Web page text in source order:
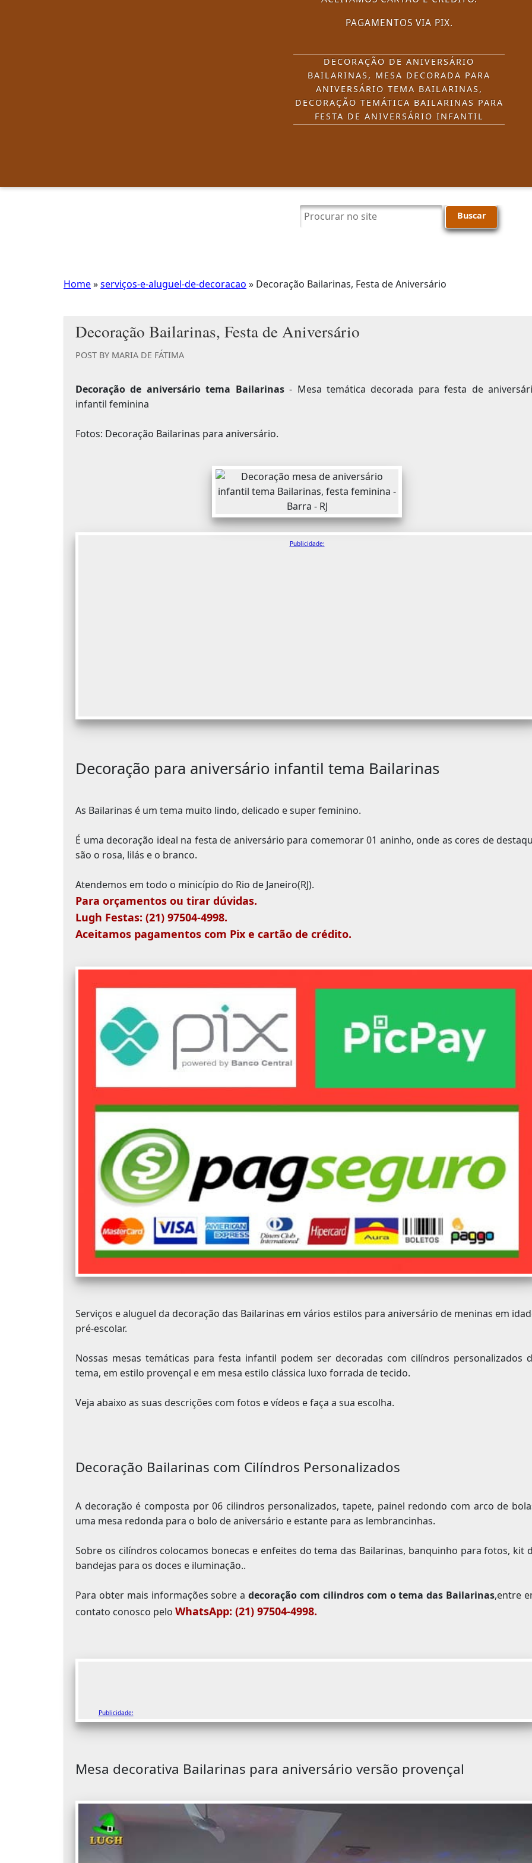
PAGAMENTOS VIA PIX.
DECORAÇÃO DE ANIVERSÁRIO
BAILARINAS, MESA DECORADA PARA
ANIVERSÁRIO TEMA BAILARINAS,
DECORAÇÃO TEMÁTICA BAILARINAS PARA
FESTA DE ANIVERSÁRIO INFANTIL
Procurar
Home»serviços-e-aluguel-de-decoracao » Decoração Bailarinas, Festa de Aniversário
Decoração Bailarinas, Festa de Aniversário
POST BY MARIA DE FÁTIMA
Decoração de aniversário tema Bailarinas- Mesa temática decorada para festa de
infantil feminina
Fotos: Decoração Bailarinas para aniversário.
Publicidade:
Decoração para aniversário infantil tema Bailarinas
As Bailarinas é um tema muito lindo, delicado e super feminino.
É uma decoração ideal na festa de aniversário para comemorar 01 aninho, onde as cores de
são o rosa, lilás e o branco.
Atendemos em todo o minicípio do Rio de Janeiro(RJ).
Para orçamentos ou tirar dúvidas.
Lugh Festas: (21) 97504-4998.
Aceitamos pagamentos com Pix e cartão de crédito.
Serviços e aluguel da decoração das Bailarinas em vários estilos para aniversário de meninas em
pré-escolar.
Nossas mesas temáticas para festa infantil podem ser decoradas com cilíndros personalizados
tema, em estilo provençal e em mesa estilo clássica luxo forrada de tecido.
Veja abaixo as suas descrições com fotos e vídeos e faça a sua escolha.
Decoração Bailarinas com Cilíndros Personalizados
A decoração é composta por 06 cilindros personalizados, tapete, painel redondo com arco de
uma mesa redonda para o bolo de aniversário e estante para as lembrancinhas.
Sobre os cilíndros colocamos bonecas e enfeites do tema das Bailarinas, banquinho para fotos, kit
bandejas para os doces e iluminação..
Para obter mais informações sobre adecoração com cilindros com o tema das Bailarinas,entre
contato conosco pelo WhatsApp: (21) 97504-4998.
Publicidade:
Mesa decorativa Bailarinas para aniversário versão provençal